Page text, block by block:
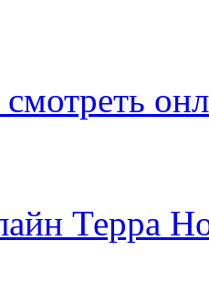
Терра